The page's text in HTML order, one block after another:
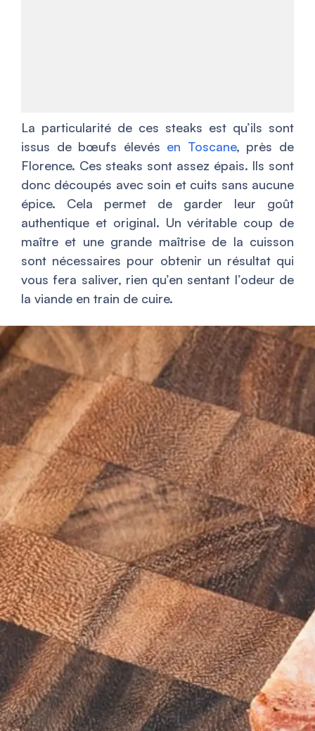
La particularité de ces steaks est qu’ils sont
issus de bœufs élevés en Toscane, près de
Florence. Ces steaks sont assez épais. Ils sont
donc découpés avec soin et cuits sans aucune
épice. Cela permet de garder leur goût
authentique et original. Un véritable coup de
maître et une grande maîtrise de la cuisson
sont nécessaires pour obtenir un résultat qui
vous fera saliver, rien qu’en sentant l’odeur de
la viande en train de cuire.